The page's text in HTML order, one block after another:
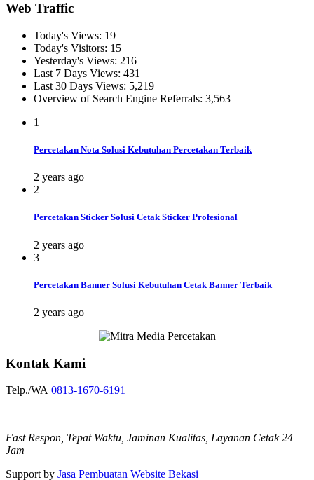
Web Traffic
Today's Views: 19
Today's Visitors: 15
Yesterday's Views: 216
Last 7 Days Views: 431
Last 30 Days Views: 5,219
Overview of Search Engine Referrals: 3,563
1
Percetakan Nota Solusi Kebutuhan Percetakan Terbaik
2 years ago
2
Percetakan Sticker Solusi Cetak Sticker Profesional
2 years ago
3
Percetakan Banner Solusi Kebutuhan Cetak Banner Terbaik
2 years ago
Kontak Kami
Telp./WA 0813-1670-6191
Fast Respon, Tepat Waktu, Jaminan Kualitas, Layanan Cetak 24
Jam
Support by Jasa Pembuatan Website Bekasi